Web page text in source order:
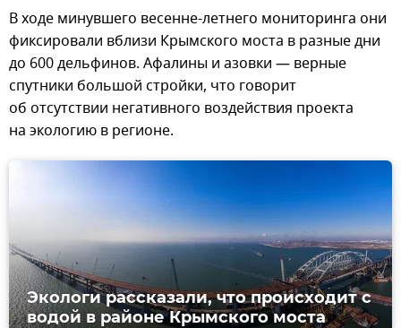
В ходе минувшего весенне-летнего мониторинга они
фиксировали вблизи Крымского моста в разные дни
до 600 дельфинов. Афалины и азовки — верные
спутники большой стройки, что говорит
об отсутствии негативного воздействия проекта
на экологию в регионе.
Экологи рассказали, что происходит с
водой в районе Крымского моста